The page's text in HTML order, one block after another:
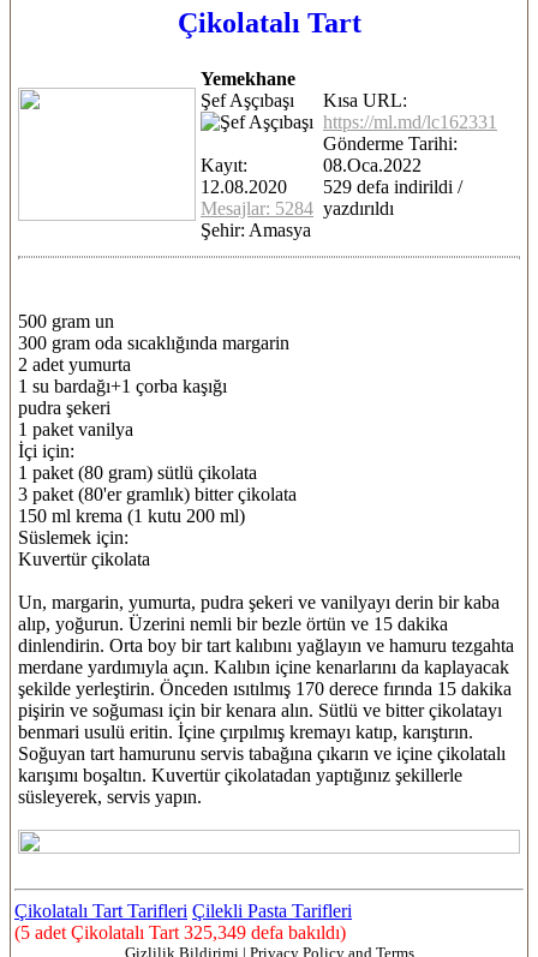
Çikolatalı Tart
Yemekhane
Şef Aşçıbaşı
Kayıt:
12.08.2020
Mesajlar: 5284
Şehir: Amasya
Kısa URL:
https://ml.md/lc162331
Gönderme Tarihi:
08.Oca.2022
529 defa indirildi /
yazdırıldı
500 gram un
300 gram oda sıcaklığında margarin
2 adet yumurta
1 su bardağı+1 çorba kaşığı
pudra şekeri
1 paket vanilya
İçi için:
1 paket (80 gram) sütlü çikolata
3 paket (80'er gramlık) bitter çikolata
150 ml krema (1 kutu 200 ml)
Süslemek için:
Kuvertür çikolata
Un, margarin, yumurta, pudra şekeri ve vanilyayı derin bir kaba
alıp, yoğurun. Üzerini nemli bir bezle örtün ve 15 dakika
dinlendirin. Orta boy bir tart kalıbını yağlayın ve hamuru tezgahta
merdane yardımıyla açın. Kalıbın içine kenarlarını da kaplayacak
şekilde yerleştirin. Önceden ısıtılmış 170 derece fırında 15 dakika
pişirin ve soğuması için bir kenara alın. Sütlü ve bitter çikolatayı
benmari usulü eritin. İçine çırpılmış kremayı katıp, karıştırın.
Soğuyan tart hamurunu servis tabağına çıkarın ve içine çikolatalı
karışımı boşaltın. Kuvertür çikolatadan yaptığınız şekillerle
süsleyerek, servis yapın.
Çikolatalı Tart Tarifleri Çilekli Pasta Tarifleri
(5 adet Çikolatalı Tart 325,349 defa bakıldı)
Gizlilik Bildirimi | Privacy Policy and Terms